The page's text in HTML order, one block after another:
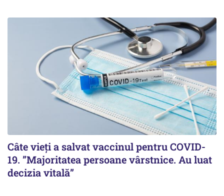
Câte vieți a salvat vaccinul pentru COVID-
19. ”Majoritatea persoane vârstnice. Au luat
decizia vitală”